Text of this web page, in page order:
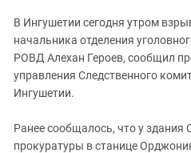
Ингушетия
Кабардино-Балкария
Калмыкия
Краснодарский край
В Ингушетии сегодня утром
начальника отделения
РОВД Алехан Героев, сообщил
управления Следственного
Ингушетии.
Ранее сообщалось, что у здания
прокуратуры в станице